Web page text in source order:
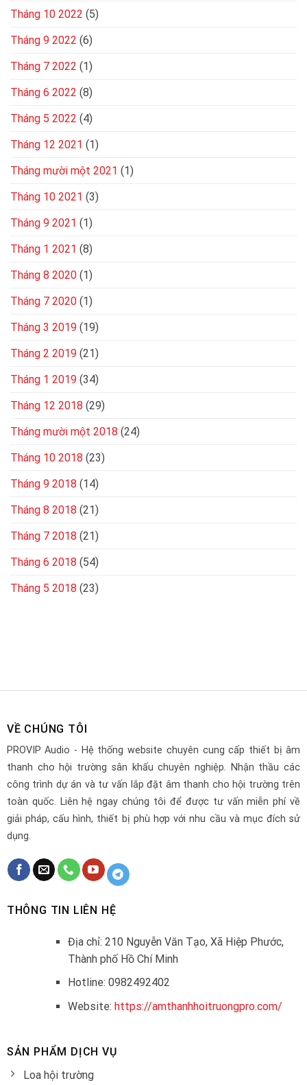
Tháng 10 2022 (5)
Tháng 9 2022 (6)
Tháng 7 2022 (1)
Tháng 6 2022 (8)
Tháng 5 2022 (4)
Tháng 12 2021 (1)
Tháng mười một 2021 (1)
Tháng 10 2021 (3)
Tháng 9 2021 (1)
Tháng 1 2021 (8)
Tháng 8 2020 (1)
Tháng 7 2020 (1)
Tháng 3 2019 (19)
Tháng 2 2019 (21)
Tháng 1 2019 (34)
Tháng 12 2018 (29)
Tháng mười một 2018 (24)
Tháng 10 2018 (23)
Tháng 9 2018 (14)
Tháng 8 2018 (21)
Tháng 7 2018 (21)
Tháng 6 2018 (54)
Tháng 5 2018 (23)
VỀ CHÚNG TÔI
PROVIP Audio - Hệ thống website chuyên cung cấp thiết bị âm
thanh cho hội trường sân khấu chuyên nghiệp. Nhận thầu các
công trình dự án và tư vấn lắp đặt âm thanh cho hội trường trên
toàn quốc. Liên hệ ngay chúng tôi để được tư vấn miễn phí về
giải pháp, cấu hình, thiết bị phù hợp với nhu cầu và mục đích sử
dụng.
THÔNG TIN LIÊN HỆ
Địa chỉ: 210 Nguyễn Văn Tạo, Xã Hiệp Phước,
Thành phố Hồ Chí Minh
Hotline: 0982492402
Website:https://amthanhhoitruongpro.com/
SẢN PHẨM DỊCH VỤ
Loa hội trường